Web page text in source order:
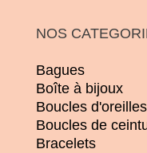
NOS
Bagues
Boîte à bijoux
Boucles d'oreilles
Boucles de
Bracelets